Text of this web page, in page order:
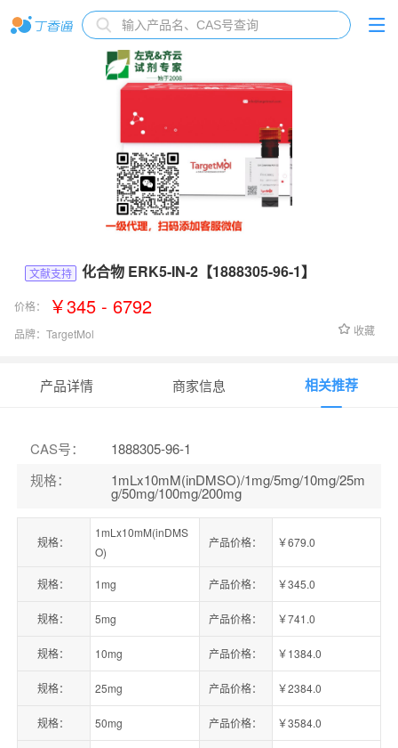
文献支持 化合物 ERK5-IN-2【1888305-96-1】
价格： ￥345 - 6792
品牌： TargetMol 收藏
产品详情 商家信息 相关推荐
CAS号：
1888305-96-1
规格： 1mLx10mM(inDMSO)/1mg/5mg/10mg/25m
g/50mg/100mg/200mg
规格：
1mLx10mM(inDMS
O)
产品价格： ￥679.0
规格： 1mg 产品价格： ￥345.0
规格： 5mg 产品价格： ￥741.0
规格： 10mg 产品价格： ￥1384.0
规格： 25mg 产品价格： ￥2384.0
规格： 50mg 产品价格： ￥3584.0